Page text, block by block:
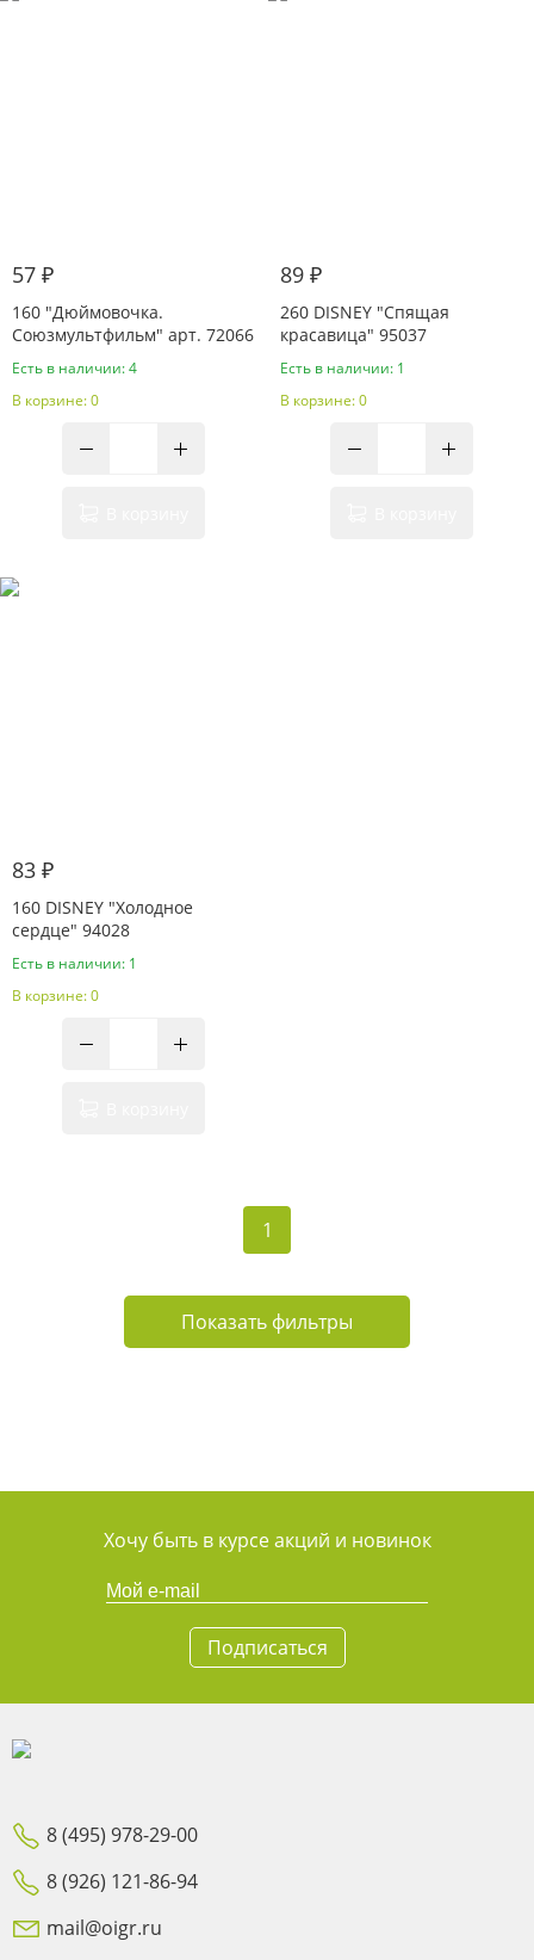
57 ₽
160 "Дюймовочка.
Союзмультфильм" арт. 72066
Есть в наличии: 4
В корзине: 0
89 ₽
260 DISNEY "Спящая
красавица" 95037
Есть в наличии: 1
В корзине: 0
83 ₽
160 DISNEY "Холодное
сердце" 94028
Есть в наличии: 1
В корзине: 0
1
Показать фильтры
Хочу быть в курсе акций и новинок
Подписаться
8 (495) 978-29-00
8 (926) 121-86-94
mail@oigr.ru